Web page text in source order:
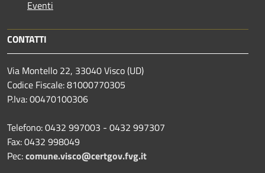
Eventi
CONTATTI
Via Montello 22, 33040 Visco (UD)
Codice Fiscale: 81000770305
P.Iva: 00470100306
Telefono: 0432 997003 - 0432 997307
Fax: 0432 998049
Pec:comune.visco@certgov.fvg.it